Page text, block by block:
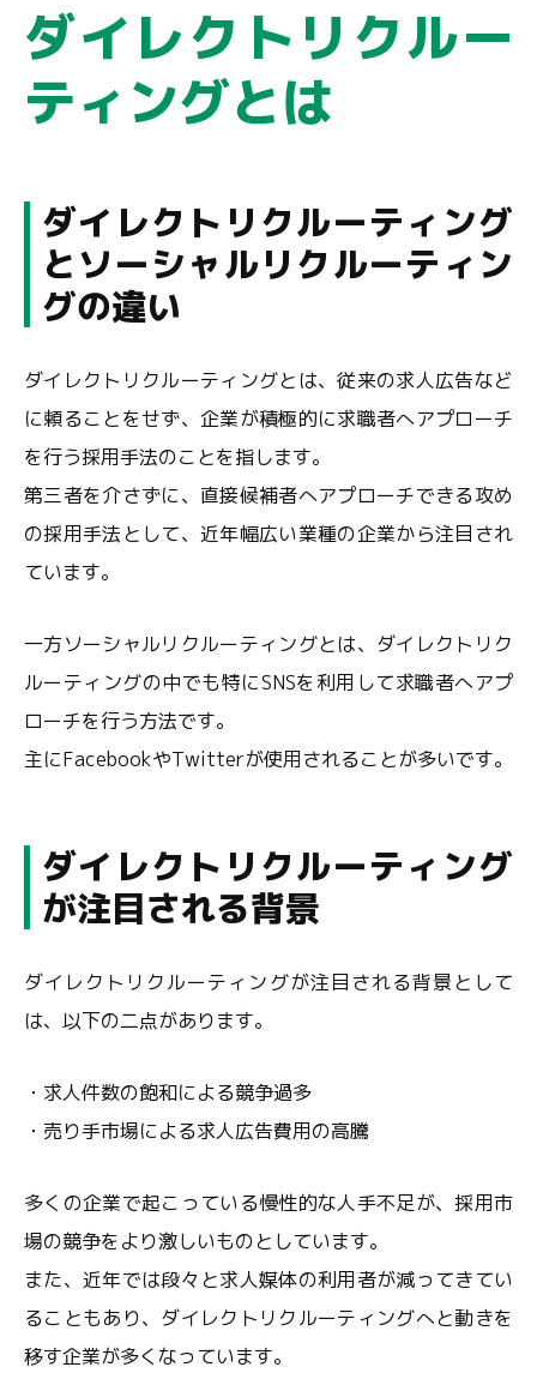
ダイレクトリクルー
ティングとは
ダイレクトリクルーティング
とソーシャルリクルーティン
グの違い
ダイレクトリクルーティングとは、従来の求人広告など
に頼ることをせず、企業が積極的に求職者へアプローチ
を行う採用手法のことを指します。
第三者を介さずに、直接候補者へアプローチできる攻め
の採用手法として、近年幅広い業種の企業から注目され
ています。
一方ソーシャルリクルーティングとは、ダイレクトリク
ルーティングの中でも特にSNSを利用して求職者へアプ
ローチを行う方法です。
主にFacebookやTwitterが使用されることが多いです。
ダイレクトリクルーティング
が注目される背景
ダイレクトリクルーティングが注目される背景として
は、以下の二点があります。
・求人件数の飽和による競争過多
・売り手市場による求人広告費用の高騰
多くの企業で起こっている慢性的な人手不足が、採用市
場の競争をより激しいものとしています。
また、近年では段々と求人媒体の利用者が減ってきてい
ることもあり、ダイレクトリクルーティングへと動きを
移す企業が多くなっています。